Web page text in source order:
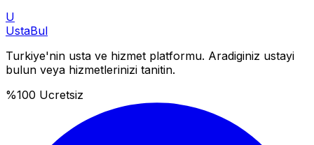
U
UstaBul
Turkiye'nin usta ve hizmet platformu. Aradiginiz ustayi
bulun veya hizmetlerinizi tanitin.
%100 Ucretsiz